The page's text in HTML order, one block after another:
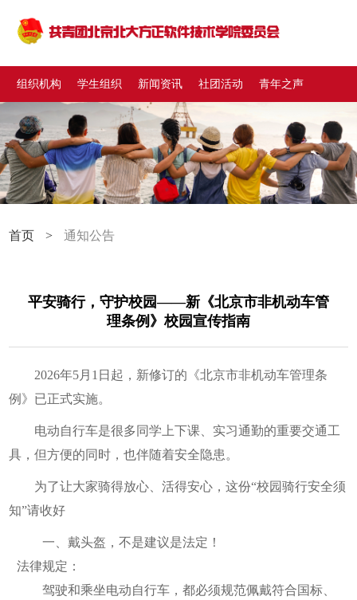
组织机构 学生组织 新闻资讯 社团活动 青年之声
首页 > 通知公告
平安骑行，守护校园——新《北京市非机动车管
理条例》校园宣传指南
2026年5月1日起，新修订的《北京市非机动车管理条
例》已正式实施。
电动自行车是很多同学上下课、实习通勤的重要交通工
具，但方便的同时，也伴随着安全隐患。
为了让大家骑得放心、活得安心，这份“校园骑行安全须
知”请收好
一、戴头盔，不是建议是法定！
法律规定：
驾驶和乘坐电动自行车，都必须规范佩戴符合国标、